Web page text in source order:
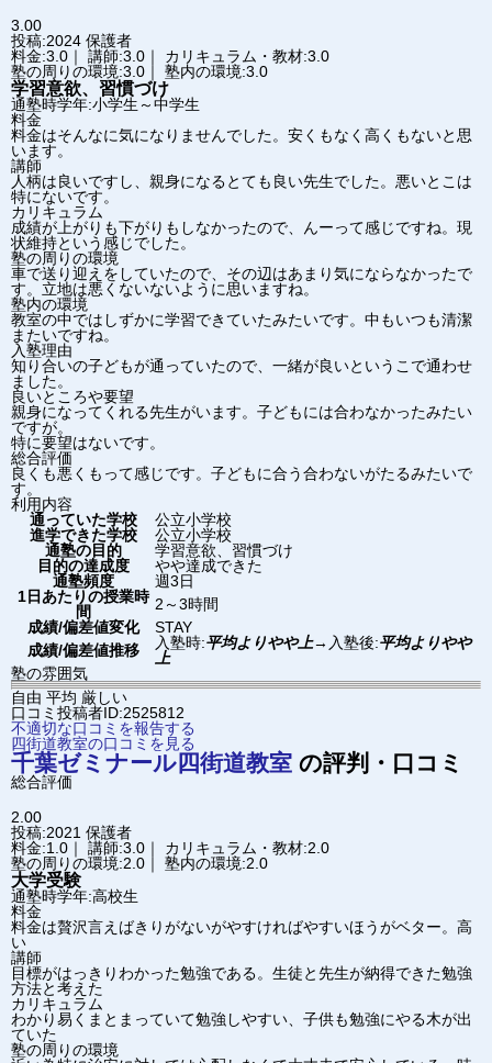
3.00
投稿:2024 保護者
料金:3.0｜ 講師:3.0｜ カリキュラム・教材:3.0
塾の周りの環境:3.0｜ 塾内の環境:3.0
学習意欲、習慣づけ
通塾時学年:小学生～中学生
料金
料金はそんなに気になりませんでした。安くもなく高くもないと思
います。
講師
人柄は良いですし、親身になるとても良い先生でした。悪いとこは
特にないです。
カリキュラム
成績が上がりも下がりもしなかったので、んーって感じですね。現
状維持という感じでした。
塾の周りの環境
車で送り迎えをしていたので、その辺はあまり気にならなかったで
す。立地は悪くないないように思いますね。
塾内の環境
教室の中ではしずかに学習できていたみたいです。中もいつも清潔
またいですね。
入塾理由
知り合いの子どもが通っていたので、一緒が良いというこで通わせ
ました。
良いところや要望
親身になってくれる先生がいます。子どもには合わなかったみたい
ですが。
特に要望はないです。
総合評価
良くも悪くもって感じです。子どもに合う合わないがたるみたいで
す。
利用内容
通っていた学校
公立小学校
進学できた学校
公立小学校
通塾の目的
学習意欲、習慣づけ
目的の達成度
やや達成できた
通塾頻度
週3日
1日あたりの授業時
間
2～3時間
成績/偏差値変化
STAY
成績/偏差値推移
入塾時:平均よりやや上→ 入塾後:平均よりやや
上
塾の雰囲気
自由 平均 厳しい
口コミ投稿者ID:2525812
不適切な口コミを報告する
四街道教室の口コミを見る
千葉ゼミナール 四街道教室 の評判・口コミ
総合評価
2.00
投稿:2021 保護者
料金:1.0｜ 講師:3.0｜ カリキュラム・教材:2.0
塾の周りの環境:2.0｜ 塾内の環境:2.0
大学受験
通塾時学年:高校生
料金
料金は贅沢言えばきりがないがやすければやすいほうがベター。高
い
講師
目標がはっきりわかった勉強である。生徒と先生が納得できた勉強
方法と考えた
カリキュラム
わかり易くまとまっていて勉強しやすい、子供も勉強にやる木が出
ていた
塾の周りの環境